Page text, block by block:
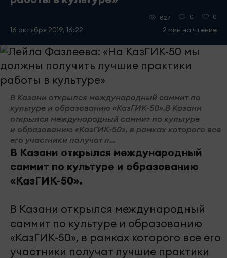
16 октября 2019, 16:22
827 0 0
2 мин на чтение
В Казани открылся международный саммит по
культуре и образованию «КазГИК-50».В Казани
открылся международный саммит по культуре
и образованию «КазГИК-50», в рамках которого все
его участники получат л...
В Казани открылся международный
саммит по культуре и образованию
«КазГИК-50».
В Казани открылся международный
саммит по культуре и образованию
«КазГИК-50», в рамках которого все его
участники получат лучшие практики